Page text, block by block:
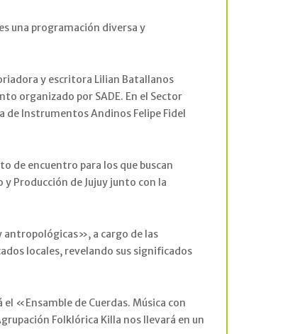
una programación diversa y
y escritora Lilian Batallanos
organizado por SADE. En el Sector
Instrumentos Andinos Felipe Fidel
de encuentro para los que buscan
Producción de Jujuy junto con la
antropológicas», a cargo de las
locales, revelando sus significados
«Ensamble de Cuerdas. Música con
Folklórica Killa nos llevará en un